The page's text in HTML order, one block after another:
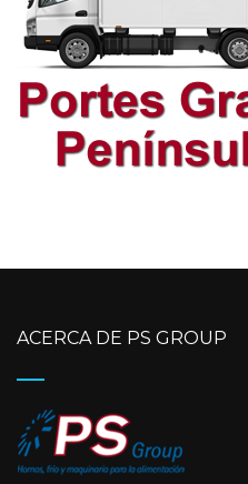
ACERCA DE PS GROUP